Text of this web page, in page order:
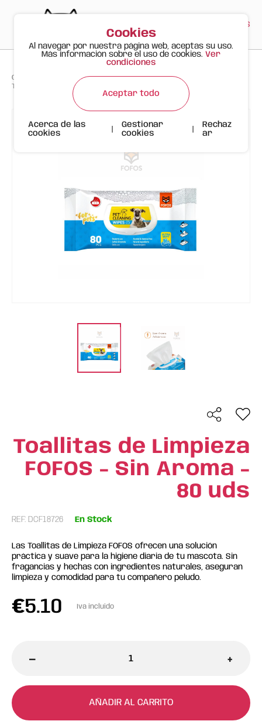
ES
Gato Feliz Productos > Complementos e Areneros
Toallitas de Limpieza FOFOS - Sin Aroma - 80 uds
Toallitas de Limpieza
FOFOS - Sin Aroma -
80 uds
REF: DCF18726 En Stock
Las Toallitas de Limpieza FOFOS ofrecen una solución
práctica y suave para la higiene diaria de tu mascota. Sin
fragancias y hechas con ingredientes naturales, aseguran
limpieza y comodidad para tu compañero peludo.
€5.10 Iva incluido
- +
AÑADIR AL CARRITO
Cookies
Al navegar por nuestra página web, aceptas su uso.
Más información sobre el uso de cookies. Ver
condiciones
Aceptar todo
Acerca de las
cookies
Gestionar
cookies
Rechaz
ar